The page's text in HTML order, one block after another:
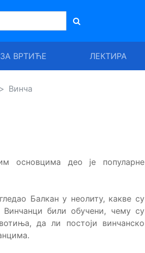
ЗА ВРТИЋЕ ЛЕКТИРА
Винча
основцимa део је популарне
Балкан у неолиту, какве су
били обучени, чему су
да ли постоји винчанско